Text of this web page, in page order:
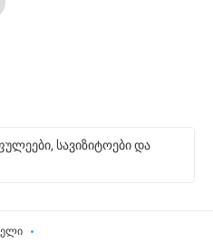
სავიზიტოები და